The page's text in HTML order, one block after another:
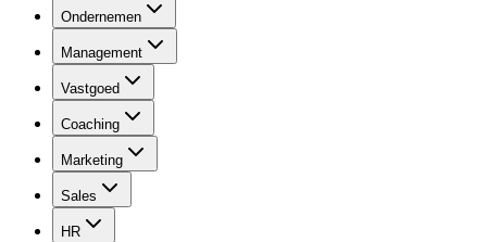
Ondernemen
Management
Vastgoed
Coaching
Marketing
Sales
HR